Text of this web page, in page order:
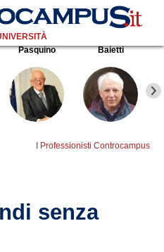
Pasquino Baietti
I Professionisti Controcampus
senza